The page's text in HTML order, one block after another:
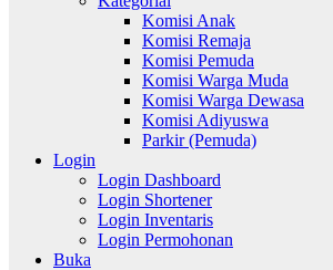
Komisi Anak
Komisi Remaja
Komisi Pemuda
Komisi Warga Muda
Komisi Warga Dewasa
Komisi Adiyuswa
Parkir (Pemuda)
Login
Login Dashboard
Login Shortener
Login Inventaris
Login Permohonan
Buka